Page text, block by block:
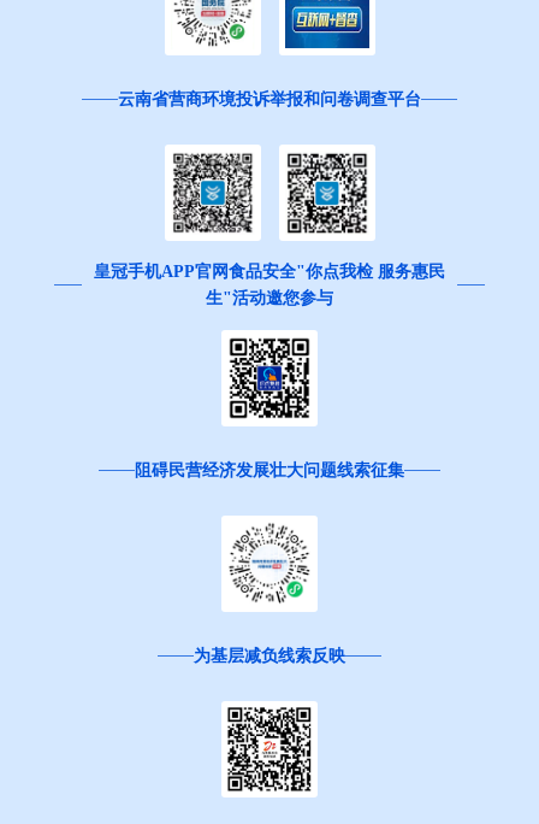
云南省营商环境投诉举报和问卷调查平台
皇冠手机APP官网食品安全"你点我检 服务惠民
生"活动邀您参与
阻碍民营经济发展壮大问题线索征集
为基层减负线索反映